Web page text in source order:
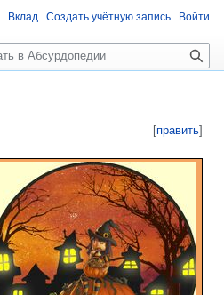
[править]
Вклад Создать учётную запись Войти